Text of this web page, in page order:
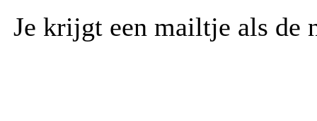
Je krijgt een mailtje als de